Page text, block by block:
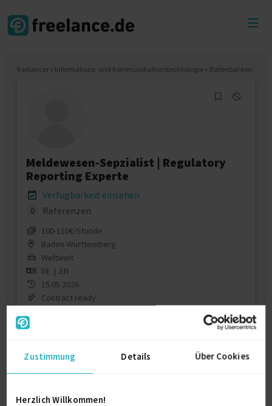
Zustimmung Details Über Cookies
Herzlich Willkommen!
freelancer » Informations- und Kommunikationstechnologie » Datenbanken
Meldewesen-Sepzialist | Regulatory
Reporting Experte
Verfügbarkeit einsehen
0 Referenzen
100‐110€/Stunde
Baden-Württemberg
Weltweit
DE | EN
15.05.2026
Contract ready